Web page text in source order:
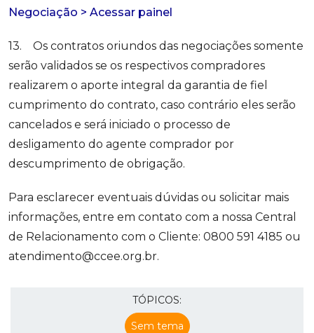
Negociação > Acessar painel
13. Os contratos oriundos das negociações somente
serão validados se os respectivos compradores
realizarem o aporte integral da garantia de fiel
cumprimento do contrato, caso contrário eles serão
cancelados e será iniciado o processo de
desligamento do agente comprador por
descumprimento de obrigação.
Para esclarecer eventuais dúvidas ou solicitar mais
informações, entre em contato com a nossa Central
de Relacionamento com o Cliente: 0800 591 4185 ou
atendimento@ccee.org.br.
TÓPICOS:
Sem tema